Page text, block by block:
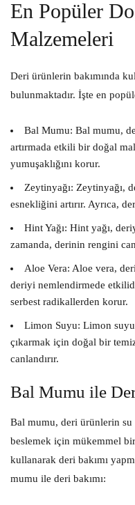
En Popüler
Malzemeleri
Deri ürünlerin bakımında
bulunmaktadır. İşte en
Bal Mumu: Bal mumu,
artırmada etkili bir doğal
yumuşaklığını korur.
Zeytinyağı: Zeytinyağı,
esnekliğini artırır. Ayrıca,
Hint Yağı: Hint yağı,
zamanda, derinin rengini
Aloe Vera: Aloe vera,
deriyi nemlendirmede
serbest radikallerden korur.
Limon Suyu: Limon
çıkarmak için doğal bir
canlandırır.
Bal Mumu ile Deri
Bal mumu, deri ürünlerin
beslemek için mükemmel
kullanarak deri bakımı
mumu ile deri bakımı: